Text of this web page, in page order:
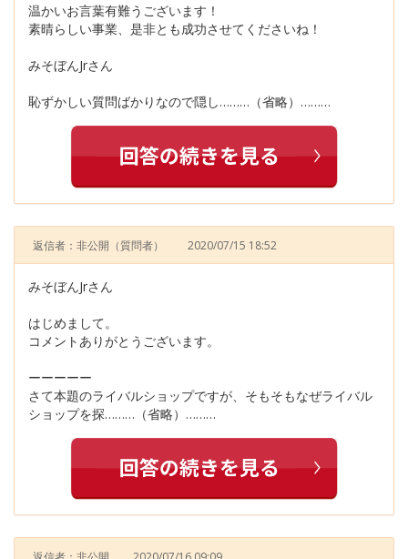
温かいお言葉有難うございます！
素晴らしい事業、是非とも成功させてくださいね！
みそぼんJrさん
恥ずかしい質問ばかりなので隠し………（省略）………
返信者：非公開 （質問者） 2020/07/15 18:52
みそぼんJrさん
はじめまして。
コメントありがとうございます。
ーーーーー
さて本題のライバルショップですが、そもそもなぜライバル
ショップを探………（省略）………